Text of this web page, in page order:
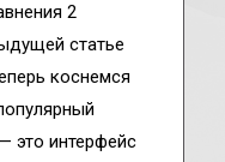
2
статье
коснемся
это интерфейс